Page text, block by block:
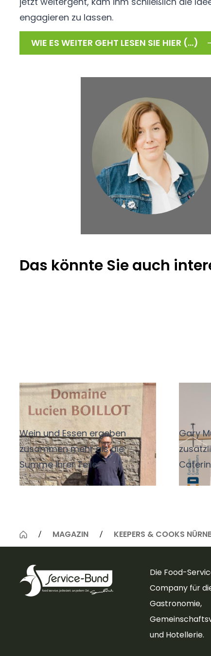
engagieren zu lassen.
WIE ES WEITER GEHT LESEN SIE HIER (...)
Das könnte Sie auch
Kleine Regeln, großer
Geschmack
Wein und Essen ergeben
zusammen mehr als die
Summe ihrer Teile,
vorausgesetzt sie sind gut
Kontraste aus und gibt einem
Dahinter steckt keine reine
Geschmackssache, sondern
Gary
uns
warum
MAGAZIN KEEPERS & COOKS
Die Food-
Company für
Gastronomie,
und Hotellerie.